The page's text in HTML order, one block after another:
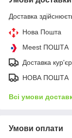
Доставка
Нова Пошта
Meest ПОШТА
Доставка
НОВА ПОШТА
Всі умови
Умови оплати